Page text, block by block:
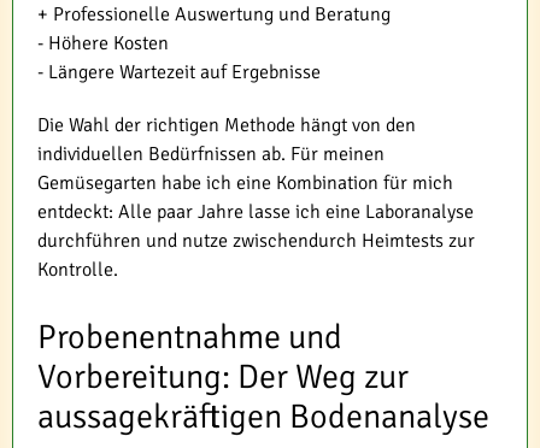
+ Professionelle Auswertung und Beratung
- Höhere Kosten
- Längere Wartezeit auf Ergebnisse
Die Wahl der richtigen Methode hängt von den
individuellen Bedürfnissen ab. Für meinen
Gemüsegarten habe ich eine Kombination für mich
entdeckt: Alle paar Jahre lasse ich eine Laboranalyse
durchführen und nutze zwischendurch Heimtests zur
Kontrolle.
Probenentnahme und
Vorbereitung: Der Weg zur
aussagekräftigen Bodenanalyse